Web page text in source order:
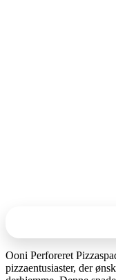
Ooni Perforeret
pizzaentusiaster, der